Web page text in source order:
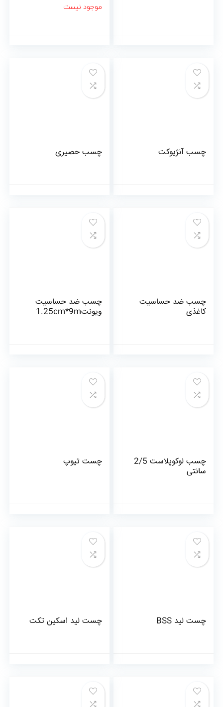
موجود نیست
چسب آنژیوکت چسب حصیری
چسب ضد حساسیت
کاغذی
چسب ضد حساسیت
ویونت1.25cm*9m
چسب لوکوپلاست 2/5
سانتی
چست تیوپ
چست لید BSS چست لید اسکین تکت